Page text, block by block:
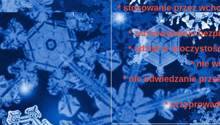
* stosowanie przez
* zachowywanie
* udział w
* nie
* nie odwiedzanie
*